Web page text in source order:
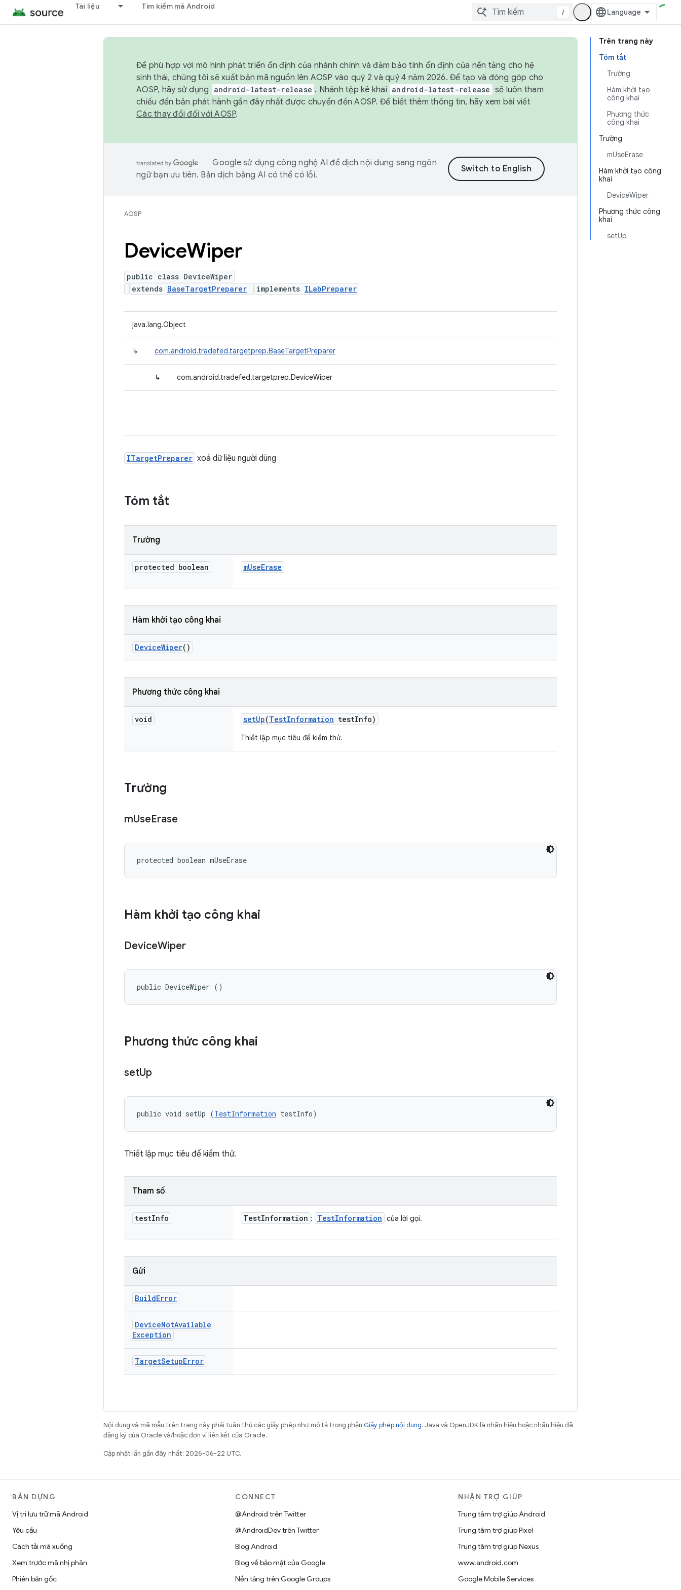
Tài liệu Tìm kiếm mã Android
/
Trên trang này
Tóm tắt
Trường
Hàm khởi tạo
công khai
Phương thức
công khai
Trường
mUseErase
Hàm khởi tạo công
khai
DeviceWiper
Phương thức công
khai
setUp
Để phù hợp với mô hình phát triển ổn định của nhánh chính và đảm bảo tính ổn định của nền tảng cho hệ
sinh thái, chúng tôi sẽ xuất bản mã nguồn lên AOSP vào quý 2 và quý 4 năm 2026. Để tạo và đóng góp cho
AOSP, hãy sử dụng
android-latest-release . Nhánh tệp kê khai android-latest-release sẽ luôn tham
chiếu đến bản phát hành gần đây nhất được chuyển đến AOSP. Để biết thêm thông tin, hãy xem bài viết
Các thay đổi đối với AOSP.
Google sử dụng công nghệ AI để dịch nội dung sang ngôn
ngữ bạn ưu tiên. Bản dịch bằng AI có thể có lỗi.
AOSP
DeviceWiper
public class DeviceWiper
extends BaseTargetPreparer implements ILabPreparer
java.lang.Object
↳ com.android.tradefed.targetprep.BaseTargetPreparer
↳ com.android.tradefed.targetprep.DeviceWiper
ITargetPreparer xoá dữ liệu người dùng
Tóm tắt
Trường
protected boolean mUseErase
Hàm khởi tạo công khai
DeviceWiper()
Phương thức công khai
void setUp(TestInformation testInfo)
Thiết lập mục tiêu để kiểm thử.
Trường
mUseErase
protected boolean mUseErase
Hàm khởi tạo công khai
DeviceWiper
public DeviceWiper ()
Phương thức công khai
setUp
public void setUp (TestInformation testInfo)
Thiết lập mục tiêu để kiểm thử.
Tham số
testInfo TestInformation : TestInformation của lời gọi.
Gửi
BuildError
DeviceNotAvailable
Exception
TargetSetupError
Nội dung và mã mẫu trên trang này phải tuân thủ các giấy phép như mô tả trong phần Giấy phép nội dung. Java và OpenJDK là nhãn hiệu hoặc nhãn hiệu đã
đăng ký của Oracle và/hoặc đơn vị liên kết của Oracle.
Cập nhật lần gần đây nhất: 2026-06-22 UTC.
BẢN DỰNG
Vị trí lưu trữ mã Android
Yêu cầu
Cách tải mã xuống
Xem trước mã nhị phân
Phiên bản gốc
CONNECT
@Android trên Twitter
@AndroidDev trên Twitter
Blog Android
Blog về bảo mật của Google
Nền tảng trên Google Groups
NHẬN TRỢ GIÚP
Trung tâm trợ giúp Android
Trung tâm trợ giúp Pixel
Trung tâm trợ giúp Nexus
www.android.com
Google Mobile Services